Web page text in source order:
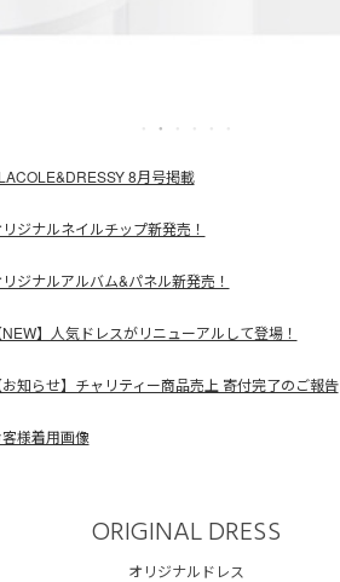
8月号掲載
ジナルネイルチップ新発売！
ジナルアルバム&パネル新発売！
NEW】人気ドレスがリニューアルして登場！
お知らせ】チャリティー商品売上 寄付完了のご報告
客様着用画像
ORIGINAL DRESS
オリジナルドレス